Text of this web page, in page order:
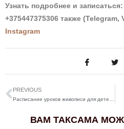
Узнать подробнее и
+375447375306 также (Telegram,
Instagram
PREVIOUS
ВАМ ТАКСАМА